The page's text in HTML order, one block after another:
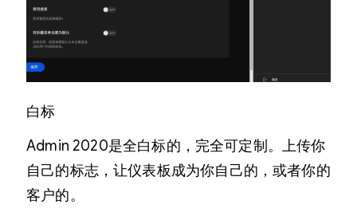
白标
Admin 2020是全白标的，完全可定制。上传你
自己的标志，让仪表板成为你自己的，或者你的
客户的。